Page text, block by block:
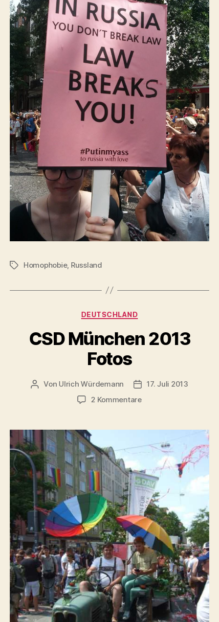
Schlagwörter
Homophobie, Russland
Kategorien
DEUTSCHLAND
CSD München 2013
Fotos
Beitragsautor
Von Ulrich Würdemann Beitragsdatum
17. Juli 2013
2 Kommentarezu
2013
Fotos